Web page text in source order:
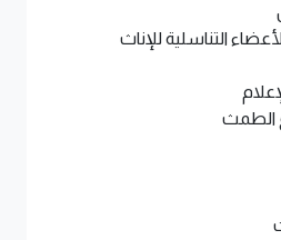
التناسلية للإناث
الطمث